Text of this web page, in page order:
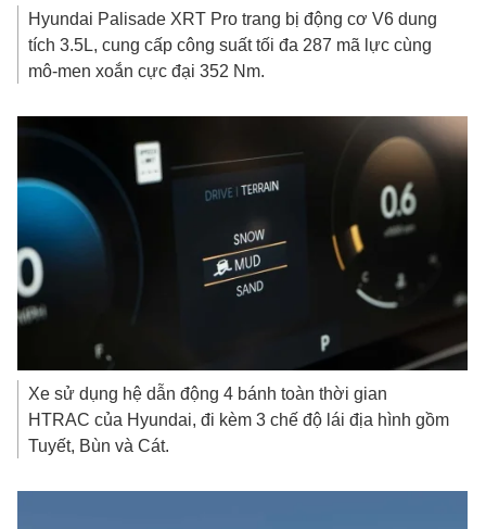
Hyundai Palisade XRT Pro trang bị động cơ V6 dung
tích 3.5L, cung cấp công suất tối đa 287 mã lực cùng
mô-men xoắn cực đại 352 Nm.
Xe sử dụng hệ dẫn động 4 bánh toàn thời gian
HTRAC của Hyundai, đi kèm 3 chế độ lái địa hình gồm
Tuyết, Bùn và Cát.